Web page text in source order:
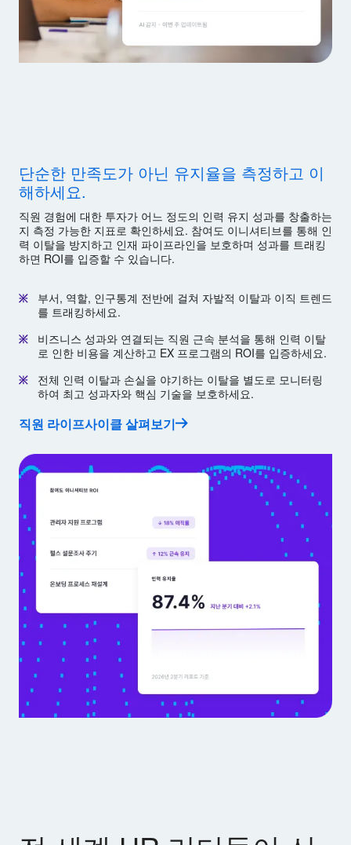
단순한 만족도가 아닌 유지율을 측정하고 이
해하세요.
직원 경험에 대한 투자가 어느 정도의 인력 유지 성과를 창출하는
지 측정 가능한 지표로 확인하세요. 참여도 이니셔티브를 통해 인
력 이탈을 방지하고 인재 파이프라인을 보호하며 성과를 트래킹
하면 ROI를 입증할 수 있습니다.
부서, 역할, 인구통계 전반에 걸쳐 자발적 이탈과 이직 트렌드
를 트래킹하세요.
비즈니스 성과와 연결되는 직원 근속 분석을 통해 인력 이탈
로 인한 비용을 계산하고 EX 프로그램의 ROI를 입증하세요.
전체 인력 이탈과 손실을 야기하는 이탈을 별도로 모니터링
하여 최고 성과자와 핵심 기술을 보호하세요.
직원 라이프사이클 살펴보기